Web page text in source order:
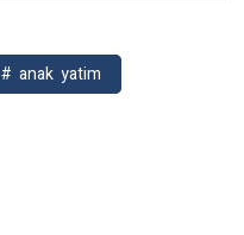
# anak yatim